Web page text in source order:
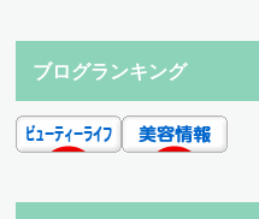
ブログランキング